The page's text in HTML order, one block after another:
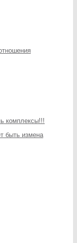
комплексы!!!
быть измена